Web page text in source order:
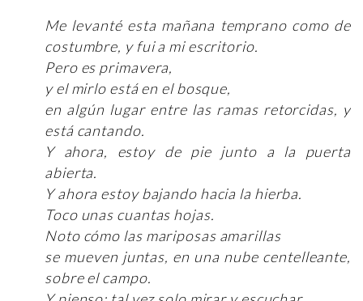
Me levanté esta mañana temprano como de
costumbre, y fui a mi escritorio.
Pero es primavera,
y el mirlo está en el bosque,
en algún lugar entre las ramas retorcidas, y
está cantando.
Y ahora, estoy de pie junto a la puerta
abierta.
Y ahora estoy bajando hacia la hierba.
Toco unas cuantas hojas.
Noto cómo las mariposas amarillas
se mueven juntas, en una nube centelleante,
sobre el campo.